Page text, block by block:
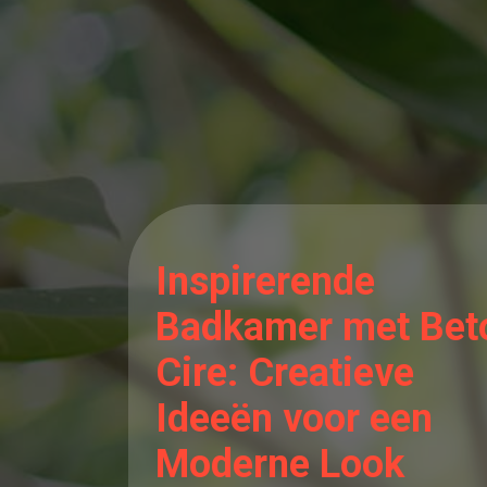
Inspirerende
Badkamer met
Cire: Creatieve
Ideeën voor een
Moderne Look